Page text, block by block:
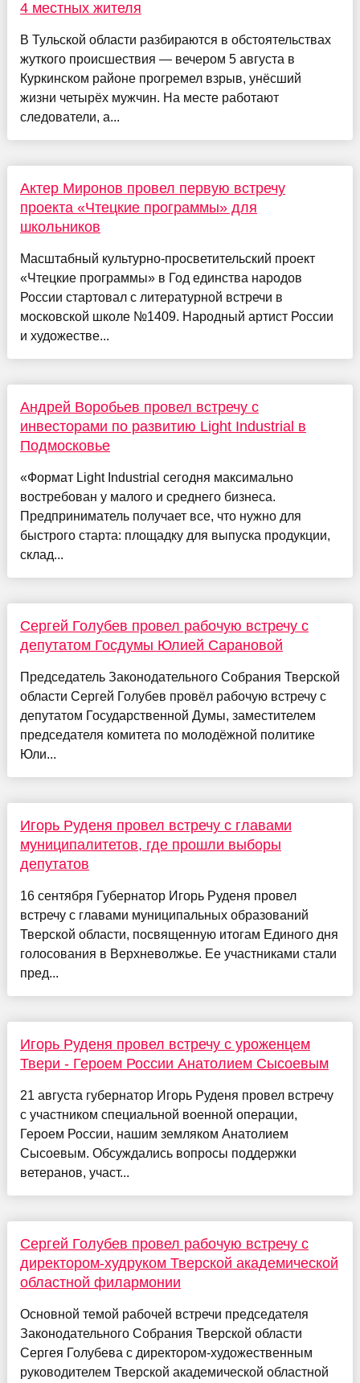
4 местных жителя
В Тульской области разбираются в обстоятельствах
жуткого происшествия — вечером 5 августа в
Куркинском районе прогремел взрыв, унёсший
жизни четырёх мужчин. На месте работают
следователи, а...
Актер Миронов провел первую встречу
проекта «Чтецкие программы» для
школьников
Масштабный культурно-просветительский проект
«Чтецкие программы» в Год единства народов
России стартовал с литературной встречи в
московской школе №1409. Народный артист России
и художестве...
Андрей Воробьев провел встречу с
инвесторами по развитию Light Industrial в
Подмосковье
«Формат Light Industrial сегодня максимально
востребован у малого и среднего бизнеса.
Предприниматель получает все, что нужно для
быстрого старта: площадку для выпуска продукции,
склад...
Сергей Голубев провел рабочую встречу с
депутатом Госдумы Юлией Сарановой
Председатель Законодательного Собрания Тверской
области Сергей Голубев провёл рабочую встречу с
депутатом Государственной Думы, заместителем
председателя комитета по молодёжной политике
Юли...
Игорь Руденя провел встречу с главами
муниципалитетов, где прошли выборы
депутатов
16 сентября Губернатор Игорь Руденя провел
встречу с главами муниципальных образований
Тверской области, посвященную итогам Единого дня
голосования в Верхневолжье. Ее участниками стали
пред...
Игорь Руденя провел встречу с уроженцем
Твери - Героем России Анатолием Сысоевым
21 августа губернатор Игорь Руденя провел встречу
с участником специальной военной операции,
Героем России, нашим земляком Анатолием
Сысоевым. Обсуждались вопросы поддержки
ветеранов, участ...
Сергей Голубев провел рабочую встречу с
директором-худруком Тверской академической
областной филармонии
Основной темой рабочей встречи председателя
Законодательного Собрания Тверской области
Сергея Голубева с директором-художественным
руководителем Тверской академической областной